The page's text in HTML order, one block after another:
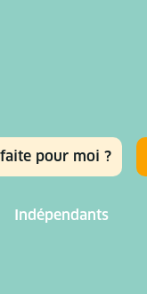
pour moi ?
Indépendants